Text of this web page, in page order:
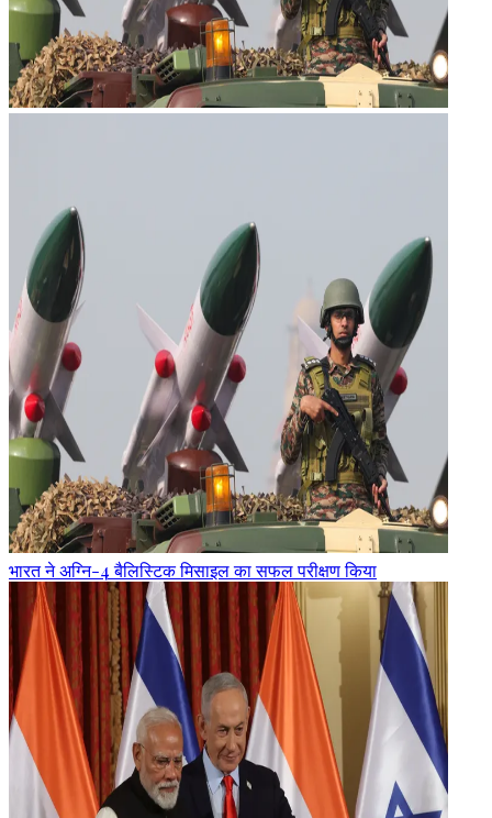
भारत ने अग्नि-4 बैलिस्टिक मिसाइल का सफल परीक्षण किया